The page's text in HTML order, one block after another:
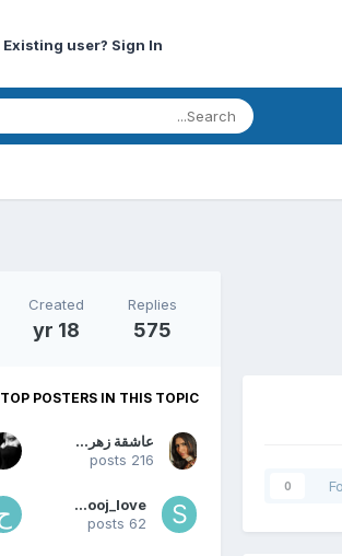
Existing user? Sign In
0
Replies
575
Created
18 yr
TOP POSTERS IN THIS TOPIC
عاشقة زهره عرفات
216 posts
S_hooj_love
62 posts